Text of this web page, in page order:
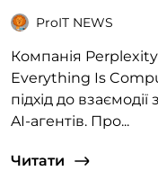
ProIT NEWS
Компанія
Everything Is
підхід до
AI-агентів. Про...
Читати